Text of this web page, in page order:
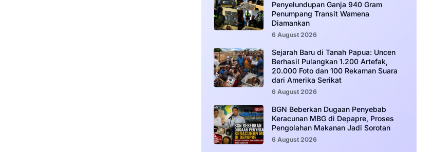
Penyelundupan Ganja 940 Gram
Penumpang Transit Wamena
Diamankan
6 August 2026
Sejarah Baru di Tanah Papua: Uncen
Berhasil Pulangkan 1.200 Artefak,
20.000 Foto dan 100 Rekaman Suara
dari Amerika Serikat
6 August 2026
BGN Beberkan Dugaan Penyebab
Keracunan MBG di Depapre, Proses
Pengolahan Makanan Jadi Sorotan
6 August 2026